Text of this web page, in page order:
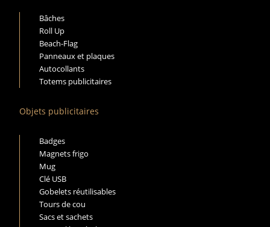
Bâches
Roll Up
Beach-Flag
Panneaux et plaques
Autocollants
Totems publicitaires
Objets publicitaires
Badges
Magnets frigo
Mug
Clé USB
Gobelets réutilisables
Tours de cou
Sacs et sachets